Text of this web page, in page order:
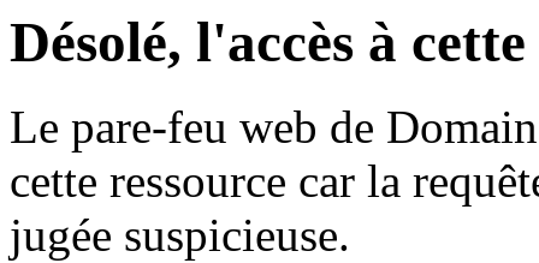
Désolé, l'accès à
Le pare-feu web de
cette ressource car la
jugée suspicieuse.